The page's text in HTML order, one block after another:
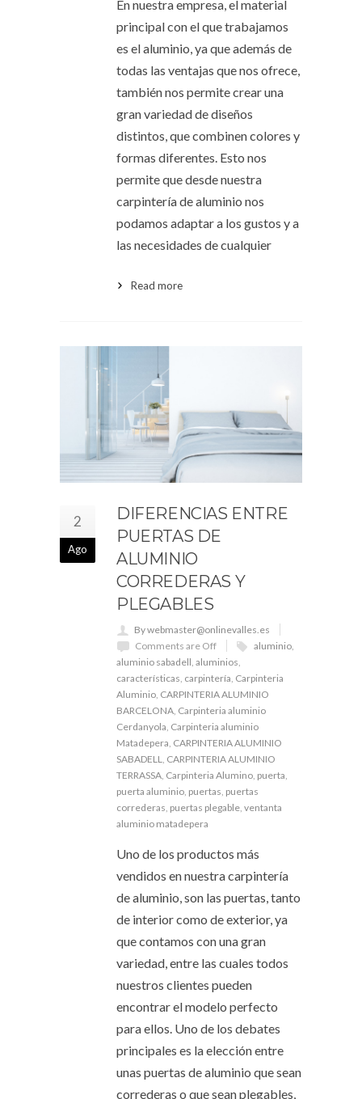
En nuestra empresa, el material
principal con el que trabajamos
es el aluminio, ya que además de
todas las ventajas que nos ofrece,
también nos permite crear una
gran variedad de diseños
distintos, que combinen colores y
formas diferentes. Esto nos
permite que desde nuestra
carpintería de aluminio nos
podamos adaptar a los gustos y a
las necesidades de cualquier
Read more
2
Ago
DIFERENCIAS ENTRE
PUERTAS DE
ALUMINIO
CORREDERAS Y
PLEGABLES
By webmaster@onlinevalles.es
Comments are Off
aluminio,
aluminio sabadell, aluminios,
características, carpintería, Carpinteria
Aluminio, CARPINTERIA ALUMINIO
BARCELONA, Carpinteria aluminio
Cerdanyola, Carpinteria aluminio
Matadepera, CARPINTERIA ALUMINIO
SABADELL, CARPINTERIA ALUMINIO
TERRASSA, Carpinteria Alumino, puerta,
puerta aluminio, puertas, puertas
correderas, puertas plegable, ventanta
aluminio matadepera
Uno de los productos más
vendidos en nuestra carpintería
de aluminio, son las puertas, tanto
de interior como de exterior, ya
que contamos con una gran
variedad, entre las cuales todos
nuestros clientes pueden
encontrar el modelo perfecto
para ellos. Uno de los debates
principales es la elección entre
unas puertas de aluminio que sean
correderas o que sean plegables,